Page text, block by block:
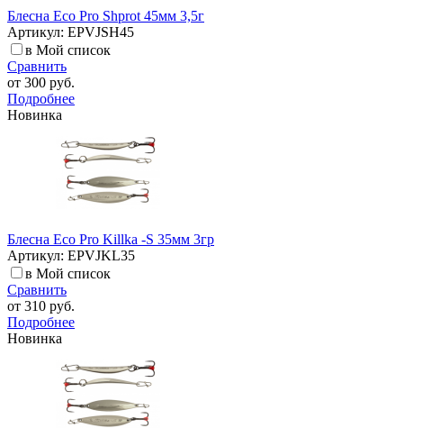
Блесна Eco Pro Shprot 45мм 3,5г
Артикул: EPVJSH45
в Мой список
Сравнить
от 300 руб.
Подробнее
Новинка
Блесна Eco Pro Killka -S 35мм 3гр
Артикул: EPVJKL35
в Мой список
Сравнить
от 310 руб.
Подробнее
Новинка